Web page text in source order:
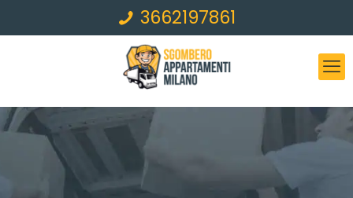
3662197861